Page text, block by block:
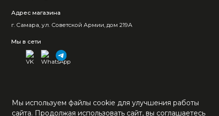
Адрес магазина
г. Самара, ул. Советской Армии, дом 219А
Мы в сети
Мы используем файлы cookie для улучшения работы
сайта. Продолжая использовать сайт, вы соглашаетесь